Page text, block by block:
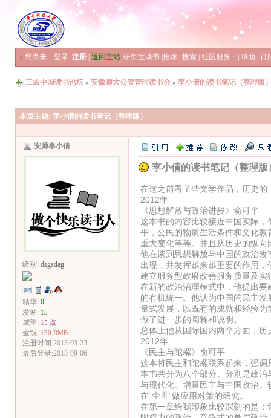
» 您尚未 登录 注册 返回主站 研究生读书 推荐 搜索 社区服务 帮助 订
三农中国读书论坛 » 安徽师大公管管理读书会 » 李小倩的读书笔记（整理版
本页主题: 李小倩的读书笔记（整理版）
安师李小倩
级别: dsgsdag
精华: 0
发帖: 15
威望: 15 点
金钱: 150 RMB
注册时间:2013-03-23
最后登录:2013-09-06
李小倩的读书笔记（整理版
在这之前看了些文学作品，历史
2012年
《思想解放与政治进步》俞可平
这本书的内容比较接近中国实际
平，公民的物质生活条件和文化
重大变化等等。并且从历史的纵
他在谈到思想解放与中国的政治
出现，并发挥越来越重要的作用
建立服务型政府改善服务质量及
在新的政治治理模式中，他提出
的有机统一。他认为中国的民主
量式发展，以既有的成就和经验
做了进一步的阐释和说明。
总体上他从国际国内两个方面，
2012年
《民主与陀螺》俞可平
这本将民主和陀螺联系起来，强
本书共分为八个部分。分别是政
与现代化、增量民主与中国政治。
在“尘世”做应用对策的研究。
在第一章给我印象比较深刻的是